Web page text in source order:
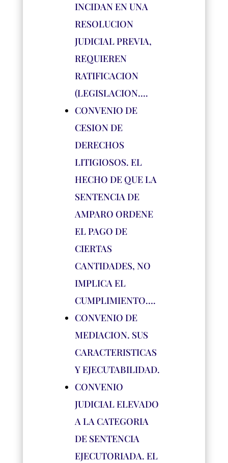
INCIDAN EN UNA
RESOLUCION
JUDICIAL PREVIA,
REQUIEREN
RATIFICACION
(LEGISLACION….
CONVENIO DE
CESION DE
DERECHOS
LITIGIOSOS. EL
HECHO DE QUE LA
SENTENCIA DE
AMPARO ORDENE
EL PAGO DE
CIERTAS
CANTIDADES, NO
IMPLICA EL
CUMPLIMIENTO….
CONVENIO DE
MEDIACION. SUS
CARACTERISTICAS
Y EJECUTABILIDAD.
CONVENIO
JUDICIAL ELEVADO
A LA CATEGORIA
DE SENTENCIA
EJECUTORIADA. EL